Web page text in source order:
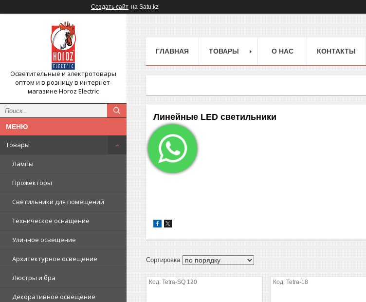
Создать сайт на Satu.kz
Осветительные и электротовары
оптом и в розницу в интернет-
магазине Horoz Electriс
Товары
Лампы
Прожекторы
Светильники для помещений
Техническое оснащение
Уличное освещение
Архитектурное освещение
Люстры и бра
Декоративное освещение
ГЛАВНАЯ ТОВАРЫ О НАС КОНТАКТЫ
Линейные LED светильники
Tetra-SQ 120 Tetra-18